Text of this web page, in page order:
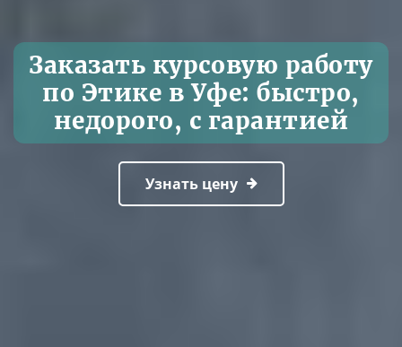
Заказать курсовую работу
по Этике в Уфе: быстро,
недорого, с гарантией
Узнать цену